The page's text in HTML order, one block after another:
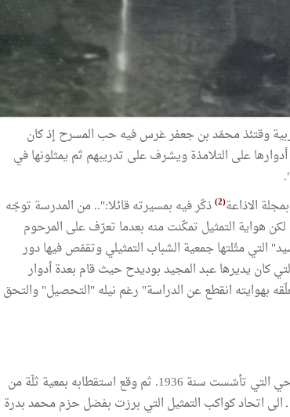
وقتئذ محمّد بن جعفر غرس فيه حب المسرح إذ كان
على التلامذة ويشرف على تدريبهم ثم يمثلونها في
الاذاعة(2)
ذكّر فيه بمسيرته قائلا:".. من المدرسة توجّه
هواية التمثيل تمكّنت منه بعدما تعرّف على المرحوم
"ليالي الرّشيد" التي مثّلتها جمعية الشباب التمثيلي وتقمّص فيها دور
كان يديرها عبد المجيد بوديدح حيث قام بعدة أدوار
بهوايته انقطع عن الدراسة" رغم نيله "التحصيل" والتحق
أواخر الثلاثينات انخرط توفيق العبدلي في جمعية الاتحاد المسرحي التي تأسّست سنة 1936. ثم وقع استقطابه بمعية ثلّة من
تونس ـ الى اتحاد كواكب التمثيل التي برزت بفضل حزم محمد بدرة